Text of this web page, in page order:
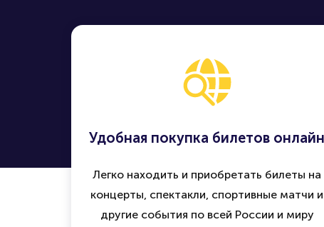
Удобная покупка билетов онлайн
Легко находить и приобретать билеты на
концерты, спектакли, спортивные матчи и
другие события по всей России и миру